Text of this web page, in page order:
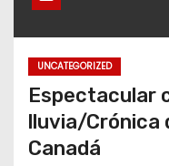
UNCATEGORIZED
Espectacular
lluvia/Crónica
Canadá